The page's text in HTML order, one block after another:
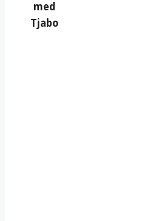
med
Tjabo